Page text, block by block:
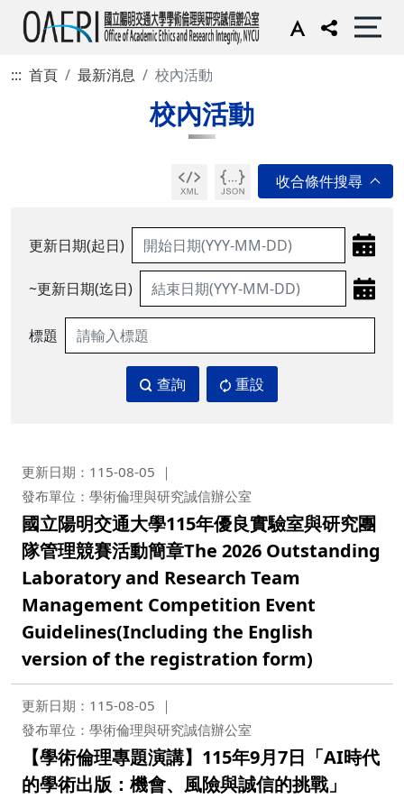
::: 首頁 最新消息 校內活動
校內活動
更新日期(起日)
~更新日期(迄日)
標題
查詢 重設
更新日期：115-08-05
發布單位：學術倫理與研究誠信辦公室
國立陽明交通大學115年優良實驗室與研究團
隊管理競賽活動簡章The 2026 Outstanding
Laboratory and Research Team
Management Competition Event
Guidelines(Including the English
version of the registration form)
更新日期：115-08-05
發布單位：學術倫理與研究誠信辦公室
【學術倫理專題演講】115年9月7日「AI時代
的學術出版：機會、風險與誠信的挑戰」